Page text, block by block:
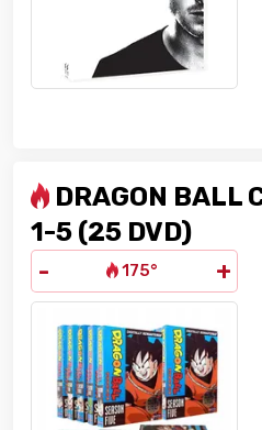
DRAGON BALL
1-5 (25 DVD)
- 175° +
10 godzin